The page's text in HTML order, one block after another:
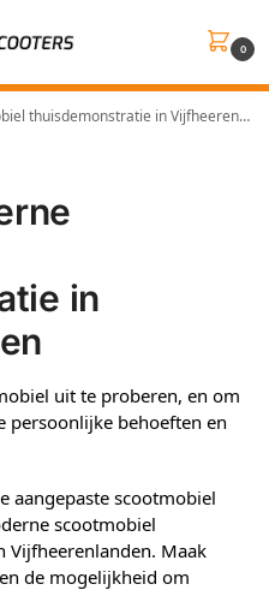
0
thuisdemonstratie in Vijfheerenlanden
in
uit te proberen, en om
persoonlijke behoeften en
aangepaste scootmobiel
scootmobiel
Vijfheerenlanden. Maak
de mogelijkheid om